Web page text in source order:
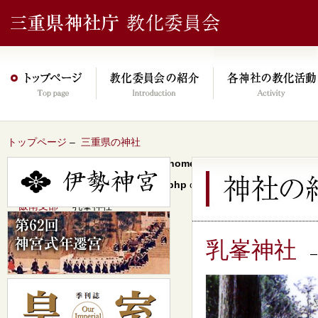
トップページ – 三重県の神社
/home/xs046278/mie-
content/themes/jinja2022/header.php on line
64
–飯南支部– 乳峯神社
乳峯神社